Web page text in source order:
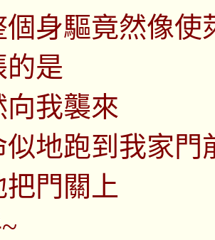
個身驅竟然像使
的是
我襲來
似地跑到我家門
門關上